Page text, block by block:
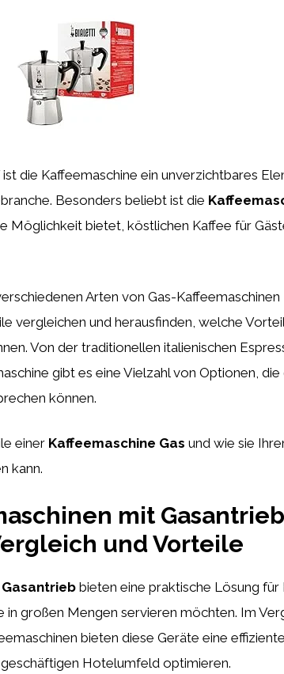
die Kaffeemaschine ein unverzichtbares
Besonders beliebt ist die
Möglichkeit bietet, köstlichen Kaffee für
Arten von Gas-Kaffeemaschinen
vergleichen und herausfinden, welche
Von der traditionellen italienischen
gibt es eine Vielzahl von Optionen, die
können.
einer Kaffeemaschine Gas und wie sie
kann.
mit
und Vorteile
bieten eine praktische Lösung für
in großen Mengen servieren möchten. Im
bieten diese Geräte eine
Hotelumfeld optimieren.